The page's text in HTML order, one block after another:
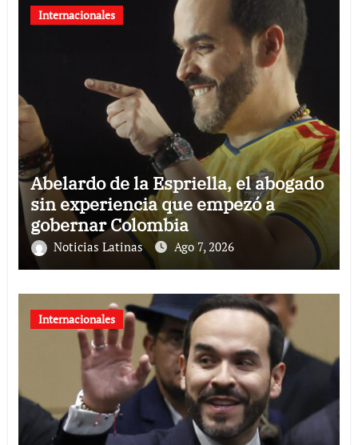
Internacionales
Abelardo de la Espriella, el abogado
sin experiencia que empezó a
gobernar Colombia
Noticias Latinas Ago 7, 2026
Internacionales